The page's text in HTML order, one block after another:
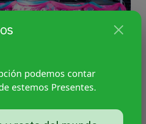
podemos contar
estemos Presentes.
homenaje a Zoe